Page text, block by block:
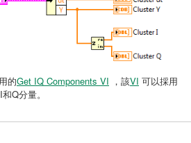
的Get IQ Components VI ，該VI 可以採用
Q分量。